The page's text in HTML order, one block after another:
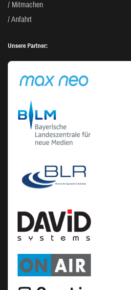
Mitmachen
Anfahrt
Unsere Partner: